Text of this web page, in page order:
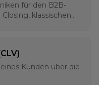
für den B2B-
klassischen
Kunden über die